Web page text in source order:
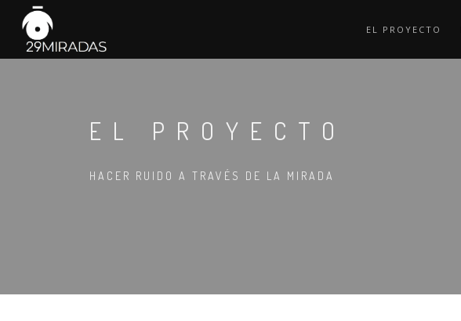
EL PROYECTO
EL PROYECTO
HACER RUIDO A TRAVÉS DE LA MIRADA